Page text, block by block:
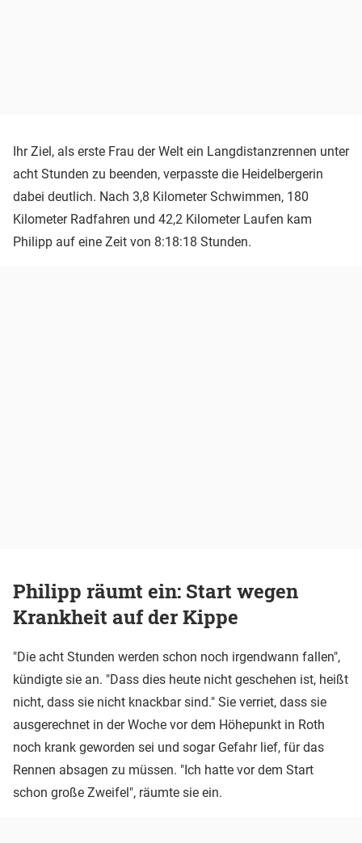
Ihr Ziel, als erste Frau der Welt ein Langdistanzrennen unter
acht Stunden zu beenden, verpasste die Heidelbergerin
dabei deutlich. Nach 3,8 Kilometer Schwimmen, 180
Kilometer Radfahren und 42,2 Kilometer Laufen kam
Philipp auf eine Zeit von 8:18:18 Stunden.
Philipp räumt ein: Start wegen
Krankheit auf der Kippe
"Die acht Stunden werden schon noch irgendwann fallen",
kündigte sie an. "Dass dies heute nicht geschehen ist, heißt
nicht, dass sie nicht knackbar sind." Sie verriet, dass sie
ausgerechnet in der Woche vor dem Höhepunkt in Roth
noch krank geworden sei und sogar Gefahr lief, für das
Rennen absagen zu müssen. "Ich hatte vor dem Start
schon große Zweifel", räumte sie ein.